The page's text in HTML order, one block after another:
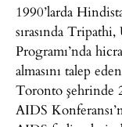
1990’larda
sırasında
Programı’nda
almasını talep
Toronto şehrinde
AIDS